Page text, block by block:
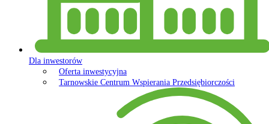
Dla inwestorów
Oferta inwestycyjna
Tarnowskie Centrum Wspierania Przedsiębiorczości